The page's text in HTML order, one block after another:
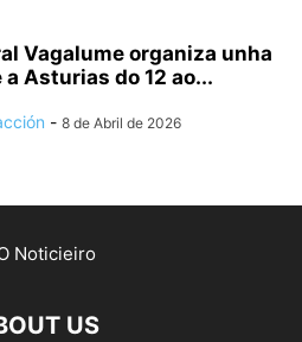
Vagalume organiza unha
a Asturias do 12 ao...
- 8 de Abril de 2026
US